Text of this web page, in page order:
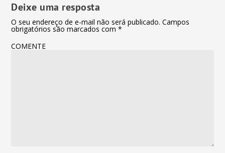
Deixe uma resposta
O seu endereço de e-mail não será publicado. Campos
obrigatórios são marcados com*
COMENTE